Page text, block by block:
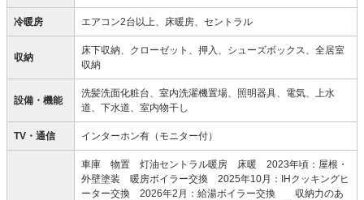
冷暖房 エアコン2台以上、床暖房、セントラル
収納
床下収納、クローゼット、押入、シューズボックス、全居室
収納
設備・機能
洗髪洗面化粧台、室内洗濯機置場、照明器具、電気、上水
道、下水道、室内物干し
TV・通信 インターホン有（モニター付）
車庫 物置 灯油セントラル暖房 床暖 2023年頃：屋根・
外壁塗装 暖房ボイラー交換 2025年10月：IHクッキングヒ
ーター交換 2026年2月：給湯ボイラー交換 収納力のあ